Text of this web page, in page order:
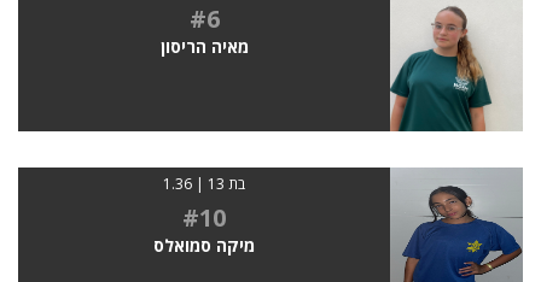
#6
מאיה הריסון
בת 13 | 1.36
#10
מיקה סמואלס